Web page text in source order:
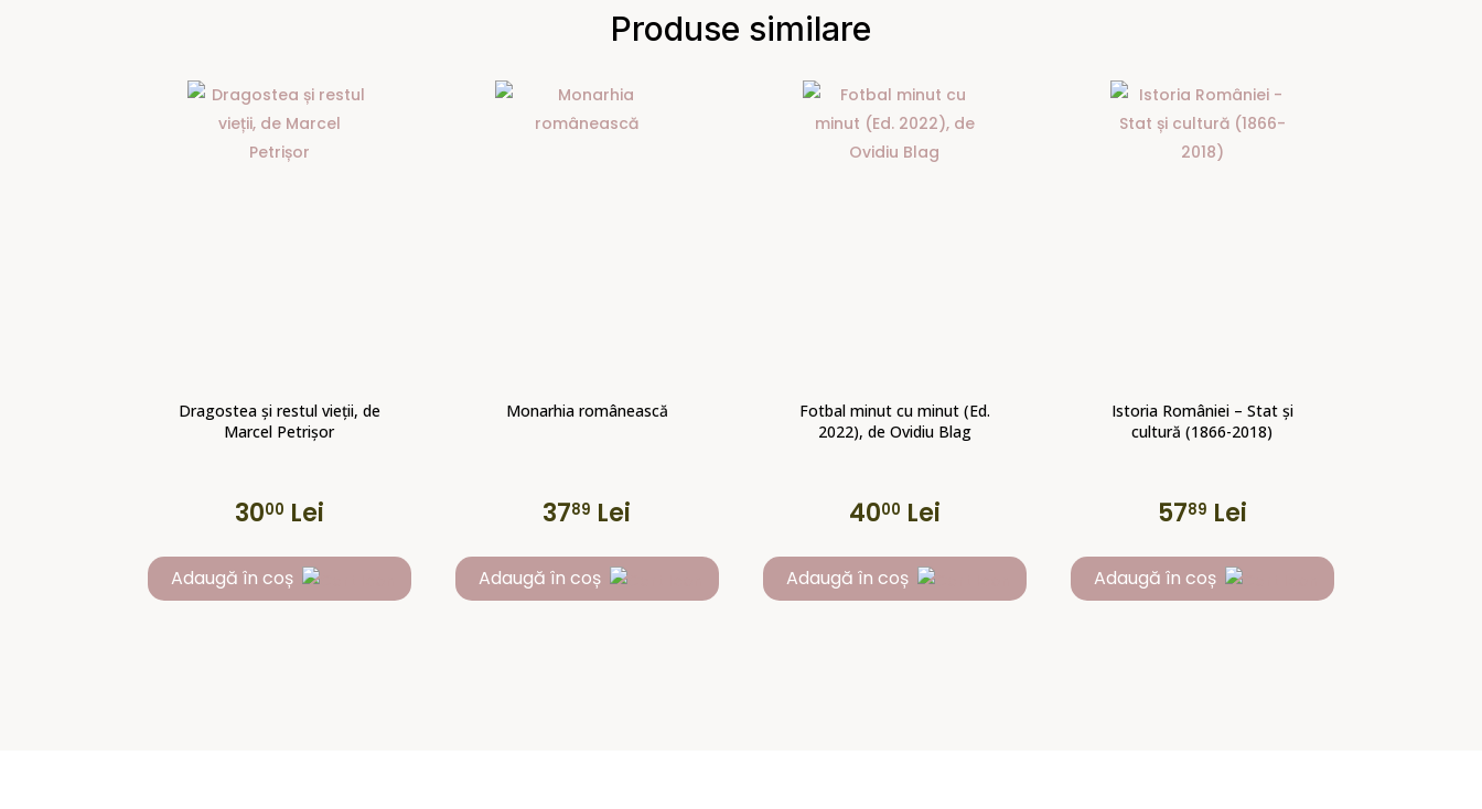
Produse similare
Dragostea și restul vieții, de
Marcel Petrișor
3000 Lei
Adaugă în coș
Monarhia românească
3789 Lei
Adaugă în coș
Fotbal minut cu minut (Ed.
2022), de Ovidiu Blag
4000 Lei
Adaugă în coș
Istoria României – Stat și
cultură (1866-2018)
5789 Lei
Adaugă în coș